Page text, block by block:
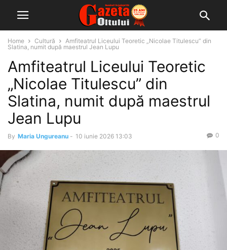
Home Cultură
Amfiteatrul Liceului Teoretic „Nicolae Titulescu” din
Slatina, numit după maestrul Jean Lupu
Amfiteatrul Liceului Teoretic
„Nicolae Titulescu” din
Slatina, numit după maestrul
Jean Lupu
By Maria Ungureanu - 10 iunie 2026 13:03 0